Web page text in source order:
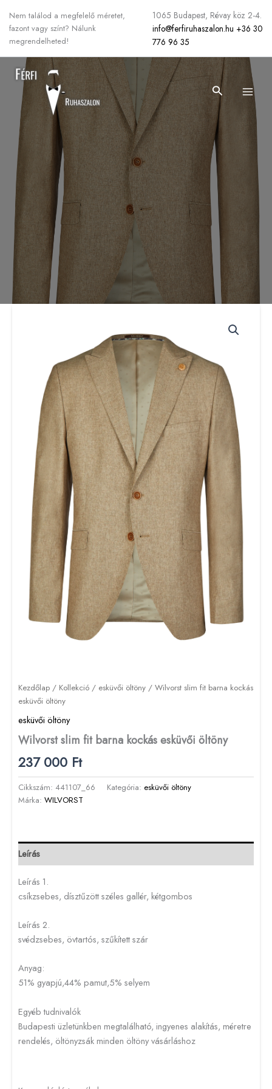
Nem találod a megfelelő méretet,
fazont vagy színt? Nálunk
megrendelheted!
1065 Budapest, Révay köz 2-4.
info@ferfiruhaszalon.hu +36 30
776 96 35
Search
Kezdőlap / Kollekció / esküvői öltöny / Wilvorst slim fit barna kockás
esküvői öltöny
esküvői öltöny
Wilvorst slim fit barna kockás esküvői öltöny
237 000 Ft
Cikkszám: 441107_66 Kategória: esküvői öltöny
Márka: WILVORST
Leírás
Leírás 1.
csíkzsebes, dísztűzött széles gallér, kétgombos
Leírás 2.
svédzsebes, övtartós, szűkített szár
Anyag:
51% gyapjú,44% pamut,5% selyem
Egyéb tudnivalók
Budapesti üzletünkben megtalálható, ingyenes alakítás, méretre
rendelés, öltönyzsák minden öltöny vásárláshoz